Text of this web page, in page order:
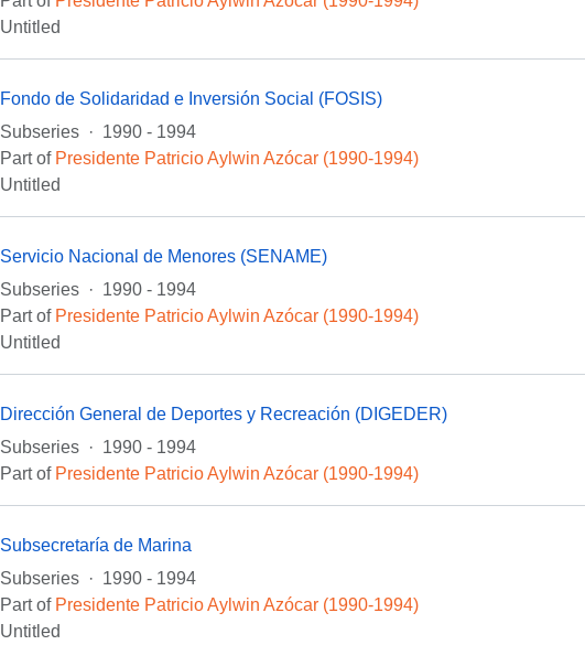
Untitled
Fondo de Solidaridad e Inversión Social (FOSIS)
Subseries · 1990 - 1994
Part of Presidente Patricio Aylwin Azócar (1990-1994)
Untitled
Servicio Nacional de Menores (SENAME)
Subseries · 1990 - 1994
Part of Presidente Patricio Aylwin Azócar (1990-1994)
Untitled
Dirección General de Deportes y Recreación (DIGEDER)
Subseries · 1990 - 1994
Part of Presidente Patricio Aylwin Azócar (1990-1994)
Subsecretaría de Marina
Subseries · 1990 - 1994
Part of Presidente Patricio Aylwin Azócar (1990-1994)
Untitled